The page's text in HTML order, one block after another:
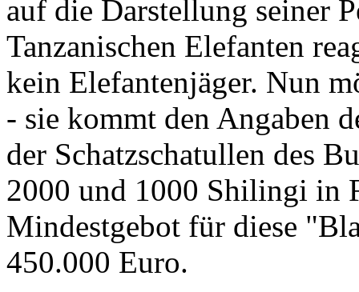
auf die Darstellung seiner
Tanzanischen Elefanten
kein Elefantenjäger. Nun
- sie kommt den Angaben
der Schatzschatullen des
2000 und 1000 Shilingi in
Mindestgebot für diese
450.000 Euro.